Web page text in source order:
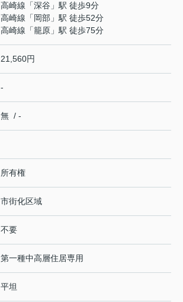
高崎線 「深谷 」駅 徒歩9分
高崎線 「 岡部 」駅 徒歩52分
高崎線 「籠原 」駅 徒歩75分
21,560円
-
無 / -
所有権
市街化区域
不要
第一種中高層住居専用
平坦